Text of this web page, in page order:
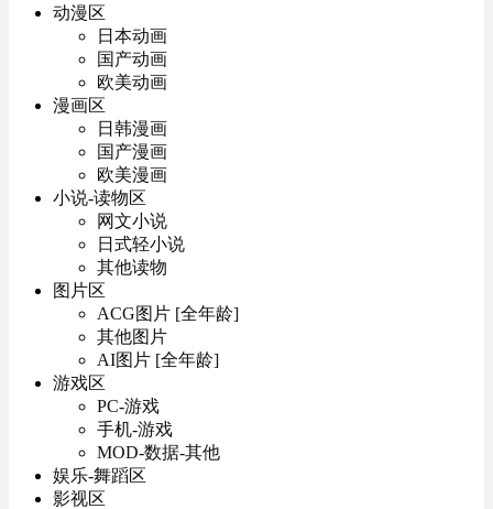
动漫区
日本动画
国产动画
欧美动画
漫画区
日韩漫画
国产漫画
欧美漫画
小说-读物区
网文小说
日式轻小说
其他读物
图片区
ACG图片 [全年龄]
其他图片
AI图片 [全年龄]
游戏区
PC-游戏
手机-游戏
MOD-数据-其他
娱乐-舞蹈区
影视区